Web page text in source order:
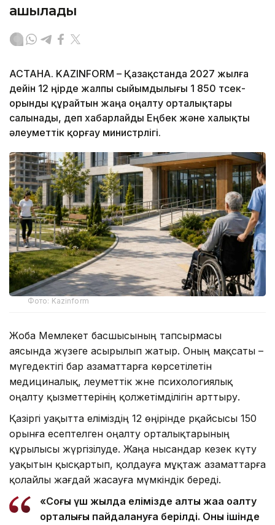
ашылады
АСТАНА. KAZINFORM – Қазақстанда 2027 жылға
дейін 12 өңірде жалпы сыйымдылығы 1 850 төсек-
орынды құрайтын жаңа оңалту орталықтары
салынады, деп хабарлайды Еңбек және халықты
әлеуметтік қорғау министрлігі.
Фото: Kazinform
Жоба Мемлекет басшысының тапсырмасы
аясында жүзеге асырылып жатыр. Оның мақсаты –
мүгедектігі бар азаматтарға көрсетілетін
медициналық, әлеуметтік және психологиялық
оңалту қызметтерінің қолжетімділігін арттыру.
Қазіргі уақытта еліміздің 12 өңірінде әрқайсысы 150
орынға есептелген оңалту орталықтарының
құрылысы жүргізілуде. Жаңа нысандар кезек күту
уақытын қысқартып, қолдауға мұқтаж азаматтарға
қолайлы жағдай жасауға мүмкіндік береді.
«Соңғы үш жылда елімізде алты жаңа оңалту
орталығы пайдалануға берілді. Оның ішінде